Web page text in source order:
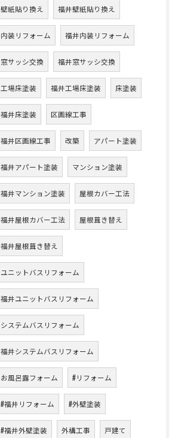
壁紙貼り換え 福井壁紙貼り換え
内装リフォーム 福井内装リフォーム
窓サッシ交換 福井窓サッシ交換
工場床塗装 福井工場床塗装 床塗装
福井床塗装 区画線工事
福井区画線工事 改築 アパート塗装
福井アパート塗装 マンション塗装
福井マンション塗装 屋根カバー工法
福井屋根カバー工法 屋根葺き替え
福井屋根葺き替え
ユニットバスリフォーム
福井ユニットバスリフォーム
システムバスリフォーム
福井システムバスリフォーム
お風呂露フォーム #リフォーム
#福井リフォーム #外壁塗装
#福井外壁塗装 外構工事 戸建て